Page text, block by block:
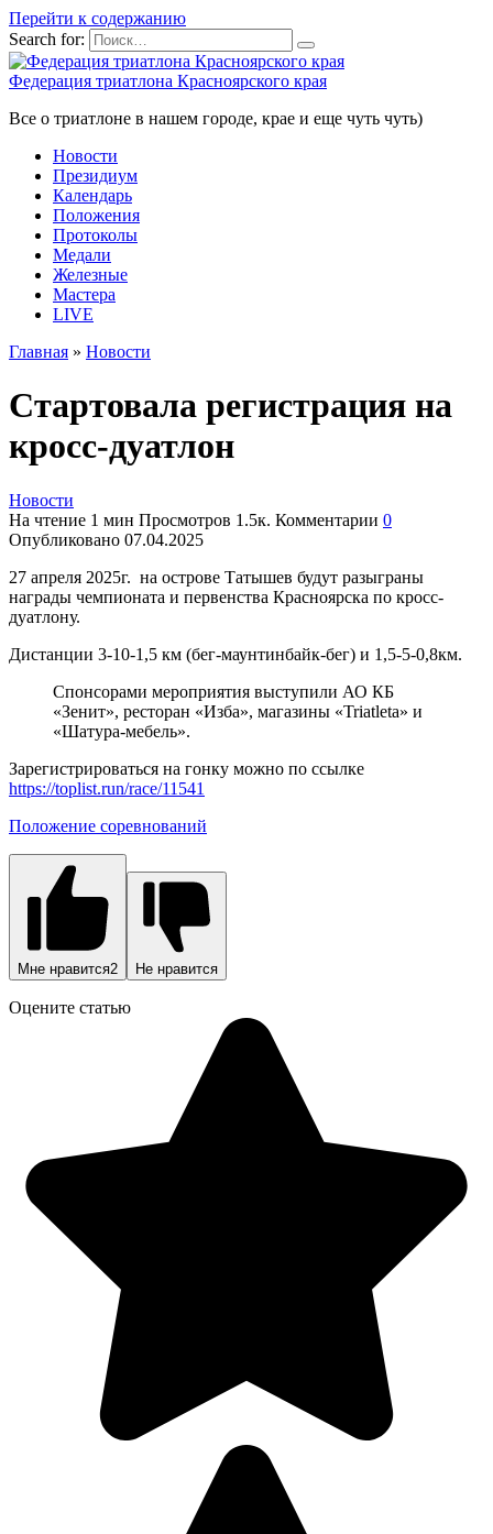
Перейти к содержанию
Search for:
Федерация триатлона Красноярского края
Все о триатлоне в нашем городе, крае и еще чуть чуть)
Новости
Президиум
Календарь
Положения
Протоколы
Медали
Железные
Мастера
LIVE
Главная » Новости
Стартовала регистрация на
кросс-дуатлон
Новости
На чтение 1 мин Просмотров 1.5к. Комментарии 0
Опубликовано 07.04.2025
27 апреля 2025г. на острове Татышев будут разыграны
награды чемпионата и первенства Красноярска по кросс-
дуатлону.
Дистанции 3-10-1,5 км (бег-маунтинбайк-бег) и 1,5-5-0,8км.
Спонсорами мероприятия выступили АО КБ
«Зенит», ресторан «Изба», магазины «Triatleta» и
«Шатура-мебель».
Зарегистрироваться на гонку можно по ссылке
https://toplist.run/race/11541
Положение соревнований
Мне нравится2 Не нравится
Оцените статью